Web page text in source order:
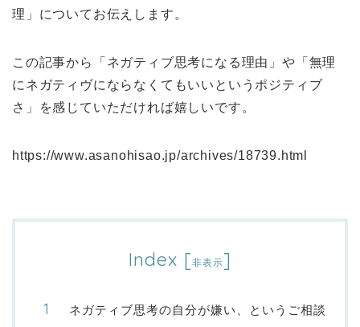
理」についてお伝えします。
この記事から「ネガティブ思考になる理由」や「無理
にネガティヴにならなくてもいいというポジティブ
さ」を感じていただければ嬉しいです。
https://www.asanohisao.jp/archives/18739.html
Index [非表示]
ネガティブ思考の自分が嫌い、というご相談